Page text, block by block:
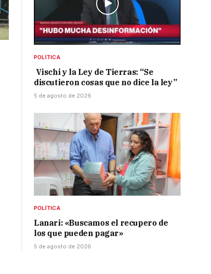
POLÍTICA
Vischi y la Ley de Tierras: “Se
discutieron cosas que no dice la ley”
5 de agosto de 2026
POLÍTICA
Lanari: «Buscamos el recupero de
los que pueden pagar»
5 de agosto de 2026